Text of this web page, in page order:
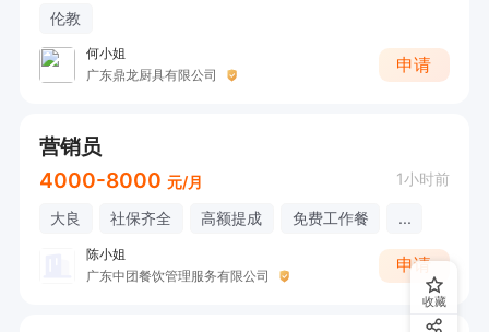
伦教
何小姐
广东鼎龙厨具有限公司
申请
营销员
4000-8000 元/月 1小时前
大良 社保齐全 高额提成 免费工作餐 ...
陈小姐
广东中团餐饮管理服务有限公司
申请
收藏